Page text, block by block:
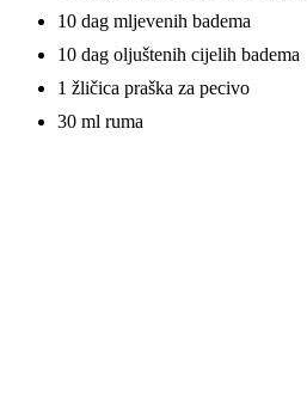
10 dag mljevenih badema
10 dag oljuštenih cijelih badema
1 žličica praška za pecivo
30 ml ruma